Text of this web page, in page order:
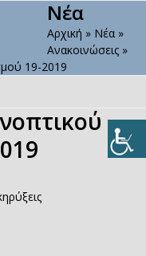
Νέα
Αρχική » Νέα»
Ανακοινώσεις»
19-2019